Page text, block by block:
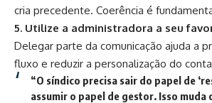
cria precedente. Coerência é
5. Utilize a administradora a seu
Delegar parte da comunicação ajuda a
fluxo e reduzir a personalização do
“O síndico precisa sair do papel de
assumir o papel de gestor. Isso muda